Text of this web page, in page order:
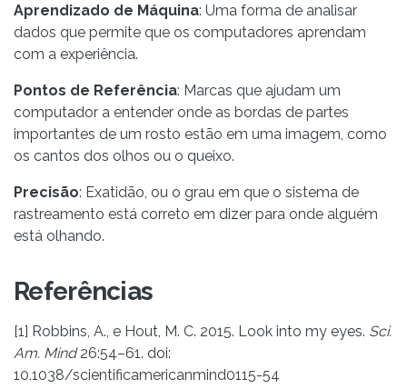
Aprendizado de Máquina: Uma forma de analisar
dados que permite que os computadores aprendam
com a experiência.
Pontos de Referência: Marcas que ajudam um
computador a entender onde as bordas de partes
importantes de um rosto estão em uma imagem, como
os cantos dos olhos ou o queixo.
Precisão: Exatidão, ou o grau em que o sistema de
rastreamento está correto em dizer para onde alguém
está olhando.
Referências
[1] Robbins, A., e Hout, M. C. 2015. Look into my eyes. Sci.
Am. Mind26:54–61. doi:
10.1038/scientificamericanmind0115-54